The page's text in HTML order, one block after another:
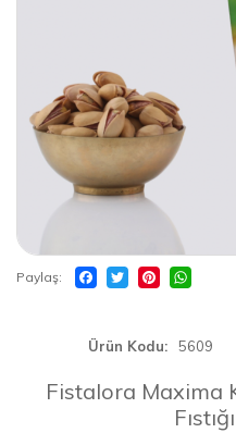
Paylaş
Ürün Kodu 5609
Fistalora Maxima